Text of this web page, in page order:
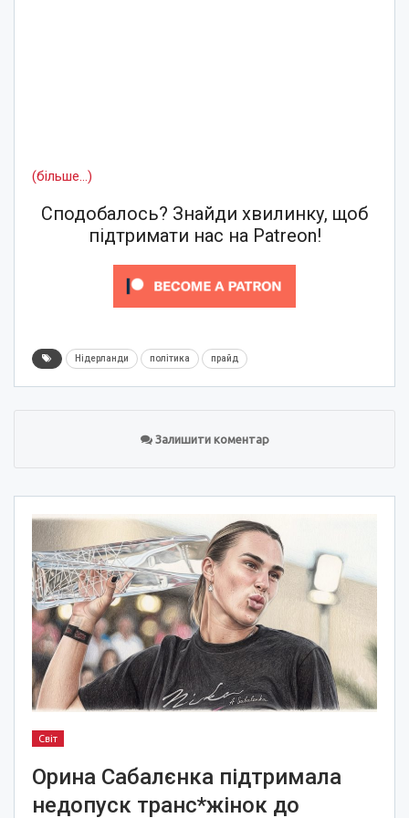
(більше…)
Сподобалось? Знайди хвилинку, щоб
підтримати нас на Patreon!
Нідерланди політика прайд
Залишити коментар
Світ
Орина Сабалєнка підтримала
недопуск транс*жінок до